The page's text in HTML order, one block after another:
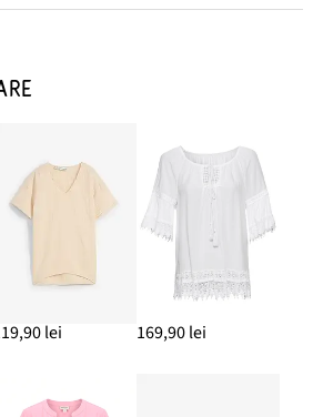
100% din in
lei 169,90 lei